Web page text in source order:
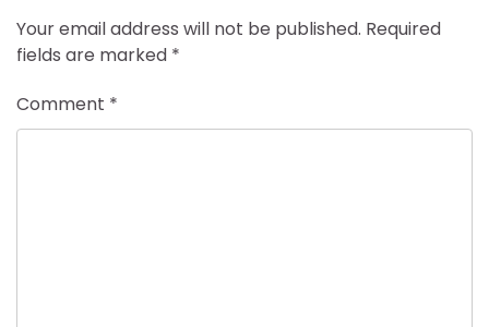
Your email address will not be published. Required
fields are marked *
Comment *